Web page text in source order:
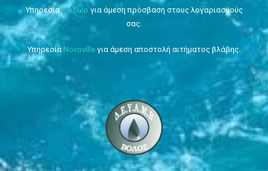
Υπηρεσίαe-ύδωρ για άμεση πρόσβαση στους λογαριασμούς
σας.
Υπηρεσία Novoville για άμεση αποστολή αιτήματος βλάβης.